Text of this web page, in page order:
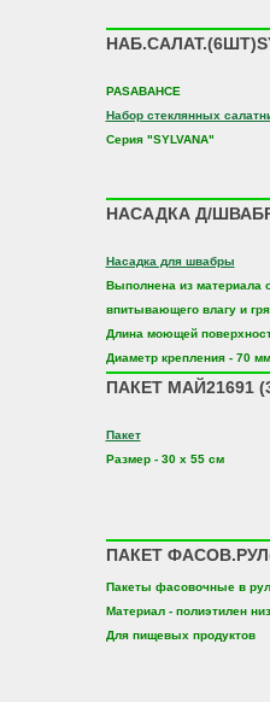
PASABAHCE
Набор стеклянных
Серия "SYLVANA"
НАСАДКА Д/
Насадка для швабры
Выполнена из материала
впитывающего влагу и
Длина моющей
Диаметр крепления - 70 мм
ПАКЕТ МАЙ21691
Пакет
Размер - 30 х 55 см
ПАКЕТ
Пакеты фасовочные в
Материал - полиэтилен
Для пищевых продуктов